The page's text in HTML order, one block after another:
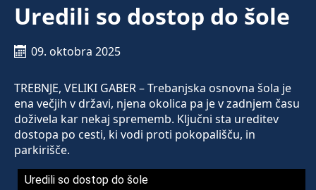
Uredili so dostop do šole
09. oktobra 2025
TREBNJE, VELIKI GABER – Trebanjska osnovna šola je
ena večjih v državi, njena okolica pa je v zadnjem času
doživela kar nekaj sprememb. Ključni sta ureditev
dostopa po cesti, ki vodi proti pokopališču, in
parkirišče.
Uredili so dostop do šole